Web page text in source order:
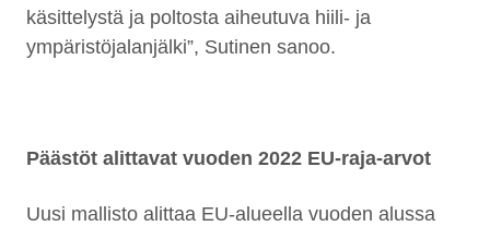
käsittelystä ja poltosta aiheutuva hiili- ja
ympäristöjalanjälki”, Sutinen sanoo.
Päästöt alittavat vuoden 2022 EU-raja-arvot
Uusi mallisto alittaa EU-alueella vuoden alussa